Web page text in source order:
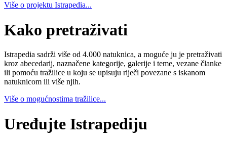
Više o projektu Istrapedia...
Kako pretraživati
Istrapedia sadrži više od 4.000 natuknica, a moguće ju je pretraživati
kroz abecedarij, naznačene kategorije, galerije i teme, vezane članke
ili pomoću tražilice u koju se upisuju riječi povezane s iskanom
natuknicom ili više njih.
Više o mogućnostima tražilice...
Uređujte Istrapediju